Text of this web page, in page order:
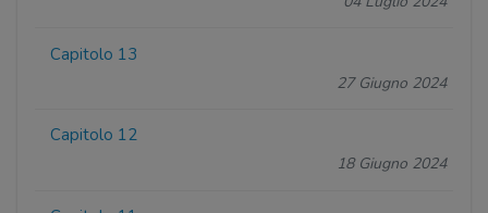
Capitolo 13
27 Giugno 2024
Capitolo 12
18 Giugno 2024